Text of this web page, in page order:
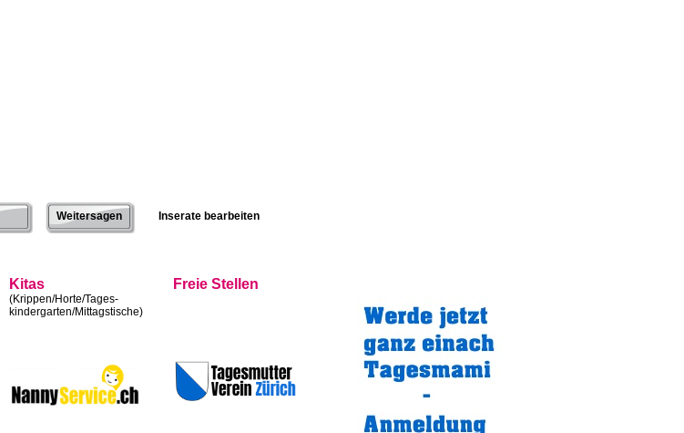
Weitersagen Inserate bearbeiten
Kitas
(Krippen/Horte/Tages-
kindergarten/Mittagstische)
Freie Stellen